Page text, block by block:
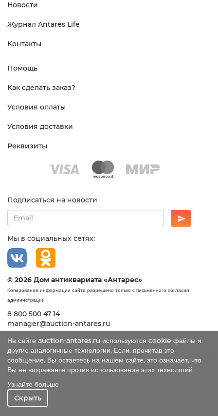
На сайте auction-antares.ru используются cookie-файлы и
другие аналогичные технологии. Если, прочитав это
сообщение, Вы остаетесь на нашем сайте, это означает, что
Вы не возражаете против использования этих технологий.
Узнайте больше
Скрыть
Новости
Журнал Antares Life
Контакты
Помощь
Как сделать заказ?
Условия оплаты
Условия доставки
Реквизиты
Подписаться на новости
Мы в социальных сетях:
© 2026 Дом антиквариата «Антарес»
Копирование информации сайта разрешено только с письменного согласия
администрации
8 800 500 47 14
manager@auction-antares.ru